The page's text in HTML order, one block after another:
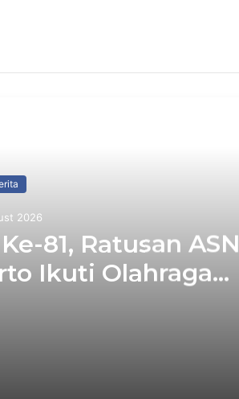
2026
81, Ratusan ASN
Ikuti Olahraga